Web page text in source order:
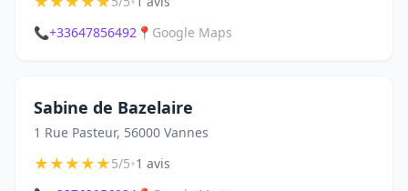
📞+33647856492 📍 Google Maps
Sabine de Bazelaire
1 Rue Pasteur, 56000 Vannes
★★★★★5/5•1 avis